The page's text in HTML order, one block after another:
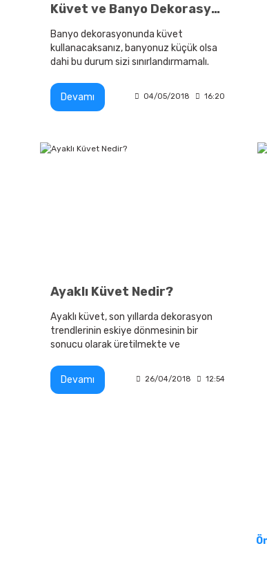
Küvet ve Banyo Dekorasyonu
Banyo dekorasyonunda küvet
kullanacaksanız, banyonuz küçük olsa
dahi bu durum sizi sınırlandırmamalı.
küvet çeşidi yer almaktadır.
Devamı 04/05/2018 16:20
Ayaklı Küvet Nedir?
Ayaklı küvet, son yıllarda dekorasyon
trendlerinin eskiye dönmesinin bir
sonucu olarak üretilmekte ve
sunulmaktadır.
Devamı 26/04/2018 12:54